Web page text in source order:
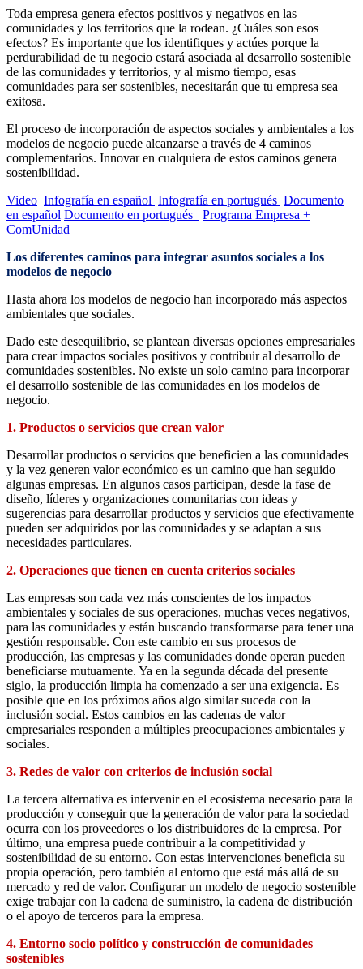
Toda empresa genera efectos positivos y negativos en las
comunidades y los territorios que la rodean. ¿Cuáles son esos
efectos? Es importante que los identifiques y actúes porque la
perdurabilidad de tu negocio estará asociada al desarrollo sostenible
de las comunidades y territorios, y al mismo tiempo, esas
comunidades para ser sostenibles, necesitarán que tu empresa sea
exitosa.
El proceso de incorporación de aspectos sociales y ambientales a los
modelos de negocio puede alcanzarse a través de 4 caminos
complementarios. Innovar en cualquiera de estos caminos genera
sostenibilidad.
Video Infografía en español Infografía en portugués Documento
en español Documento en portugués
Programa Empresa +
ComUnidad
Los diferentes caminos para integrar asuntos sociales a los
modelos de negocio
Hasta ahora los modelos de negocio han incorporado más aspectos
ambientales que sociales.
Dado este desequilibrio, se plantean diversas opciones empresariales
para crear impactos sociales positivos y contribuir al desarrollo de
comunidades sostenibles. No existe un solo camino para incorporar
el desarrollo sostenible de las comunidades en los modelos de
negocio.
1. Productos o servicios que crean valor
Desarrollar productos o servicios que beneficien a las comunidades
y la vez generen valor económico es un camino que han seguido
algunas empresas. En algunos casos participan, desde la fase de
diseño, líderes y organizaciones comunitarias con ideas y
sugerencias para desarrollar productos y servicios que efectivamente
pueden ser adquiridos por las comunidades y se adaptan a sus
necesidades particulares.
2. Operaciones que tienen en cuenta criterios sociales
Las empresas son cada vez más conscientes de los impactos
ambientales y sociales de sus operaciones, muchas veces negativos,
para las comunidades y están buscando transformarse para tener una
gestión responsable. Con este cambio en sus procesos de
producción, las empresas y las comunidades donde operan pueden
beneficiarse mutuamente. Ya en la segunda década del presente
siglo, la producción limpia ha comenzado a ser una exigencia. Es
posible que en los próximos años algo similar suceda con la
inclusión social. Estos cambios en las cadenas de valor
empresariales responden a múltiples preocupaciones ambientales y
sociales.
3. Redes de valor con criterios de inclusión social
La tercera alternativa es intervenir en el ecosistema necesario para la
producción y conseguir que la generación de valor para la sociedad
ocurra con los proveedores o los distribuidores de la empresa. Por
último, una empresa puede contribuir a la competitividad y
sostenibilidad de su entorno. Con estas intervenciones beneficia su
propia operación, pero también al entorno que está más allá de su
mercado y red de valor. Configurar un modelo de negocio sostenible
exige trabajar con la cadena de suministro, la cadena de distribución
o el apoyo de terceros para la empresa.
4. Entorno socio político y construcción de comunidades
sostenibles